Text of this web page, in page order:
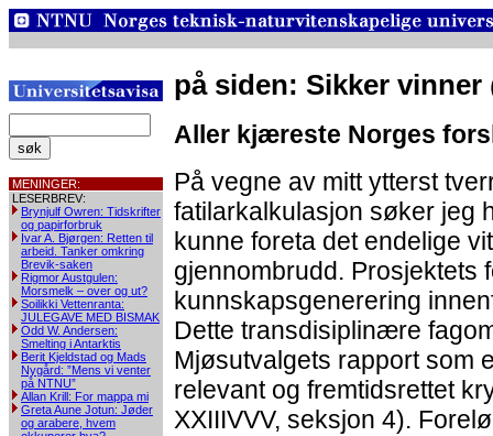
MENINGER:
LESERBREV:
Brynjulf Owren: Tidskrifter
og papirforbruk
Ivar A. Bjørgen: Retten til
arbeid. Tanker omkring
Brevik-saken
Rigmor Austgulen:
Morsmelk – over og ut?
Soilikki Vettenranta:
JULEGAVE MED BISMAK
Odd W. Andersen:
Smelting i Antarktis
Berit Kjeldstad og Mads
Nygård: ”Mens vi venter
på NTNU”
Allan Krill: For mappa mi
Greta Aune Jotun: Jøder
og arabere, hvem
på siden: Sikker vinner
Aller kjæreste Norges
På vegne av mitt ytterst
fatilarkalkulasjon søker jeg
kunne foreta det endelige
gjennombrudd. Prosjektets
kunnskapsgenerering
Dette transdisiplinære
Mjøsutvalgets rapport som
relevant og fremtidsrettet
XXIIIVVV, seksjon 4).